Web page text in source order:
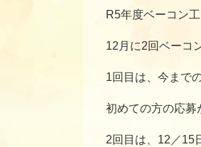
R5年度ベーコン
12月に2回ベーコ
1回目は、今まで
初めての方の応募
2回目は、12／15